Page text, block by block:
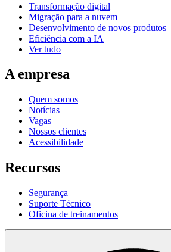
Transformação digital
Migração para a nuvem
Desenvolvimento de novos produtos
Eficiência com a IA
Ver tudo
A empresa
Quem somos
Notícias
Vagas
Nossos clientes
Acessibilidade
Recursos
Segurança
Suporte Técnico
Oficina de treinamentos